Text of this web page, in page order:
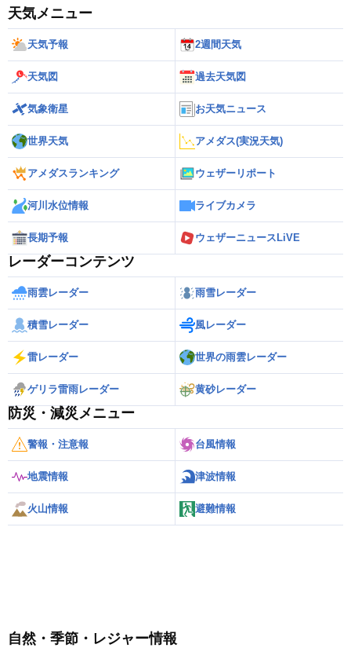
天気メニュー
天気予報 2週間天気
天気図 過去天気図
気象衛星 お天気ニュース
世界天気 アメダス(実況天気)
アメダスランキング ウェザーリポート
河川水位情報 ライブカメラ
長期予報 ウェザーニュースLiVE
レーダーコンテンツ
雨雲レーダー 雨雪レーダー
積雪レーダー 風レーダー
雷レーダー 世界の雨雲レーダー
ゲリラ雷雨レーダー 黄砂レーダー
防災・減災メニュー
警報・注意報 台風情報
地震情報 津波情報
火山情報 避難情報
自然・季節・レジャー情報